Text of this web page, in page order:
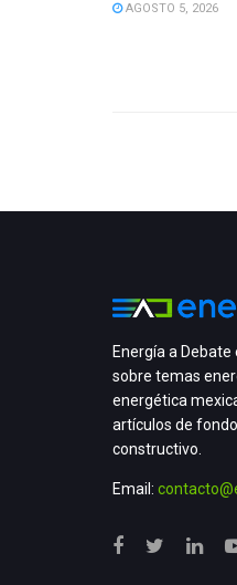
AGOSTO 5, 2026
Energía a
sobre temas
energética
artículos de
constructivo.
Email: